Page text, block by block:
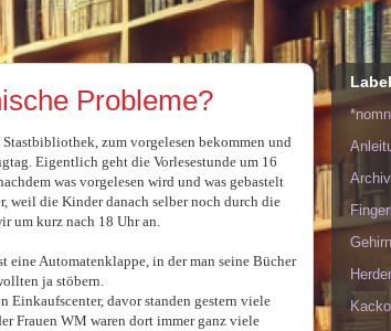
Probleme?
zum vorgelesen bekommen und
Eigentlich geht die Vorlesestunde um 16
was vorgelesen wird und was gebastelt
weil die Kinder danach selber noch durch die
um kurz nach 18 Uhr an.
eine Automatenklappe, in der man seine Bücher
ja stöbern.
Einkaufscenter, davor standen gestern viele
Frauen WM waren dort immer ganz viele
Archiv